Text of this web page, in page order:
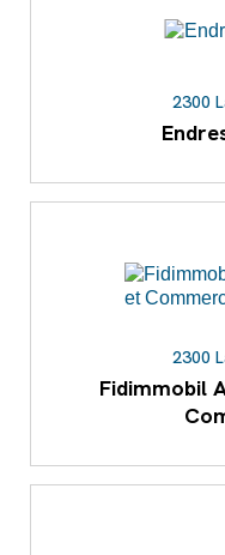
2300
2300
Fidimmobil